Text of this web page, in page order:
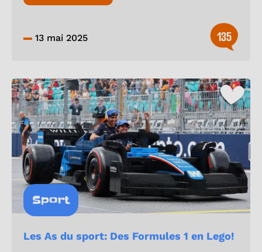
13 mai 2025 135
Sport
Les As du sport: Des Formules 1 en Lego!